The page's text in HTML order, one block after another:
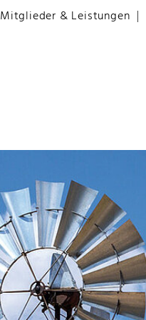
Mitglieder & Leistungen